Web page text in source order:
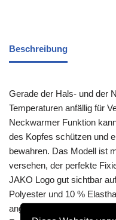
Beschreibung
Gerade der Hals- und der
Temperaturen anfällig für
Neckwarmer Funktion
des Kopfes schützen und
bewahren. Das Modell ist
versehen, der perfekte
JAKO Logo gut sichtbar
Polyester und 10 %
angenehm auf der Haut